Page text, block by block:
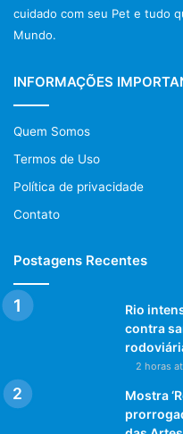
cuidado com seu Pet e tudo
Mundo.
INFORMAÇÕES
Quem Somos
Termos de Uso
Política de privacidade
Contato
Postagens Recentes
Rio
contra
2 horas
Mostra